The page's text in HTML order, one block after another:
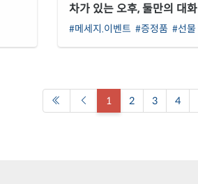
차가 있는 오후, 둘만의 대화
#메세지.이벤트 #증정품 #선물
1 2 3 4